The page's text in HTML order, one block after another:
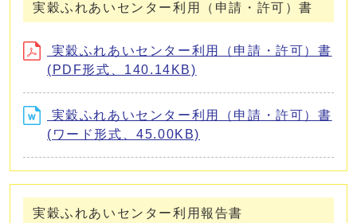
実穀ふれあいセンター利用（申請・許可）書
実穀ふれあいセンター利用（申請・許可）書
(PDF形式、140.14KB)
実穀ふれあいセンター利用（申請・許可）書
(ワード形式、45.00KB)
実穀ふれあいセンター利用報告書